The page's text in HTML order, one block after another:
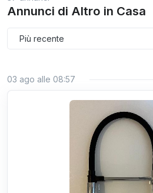
Annunci di Altro in Casa
03 ago alle 08:57